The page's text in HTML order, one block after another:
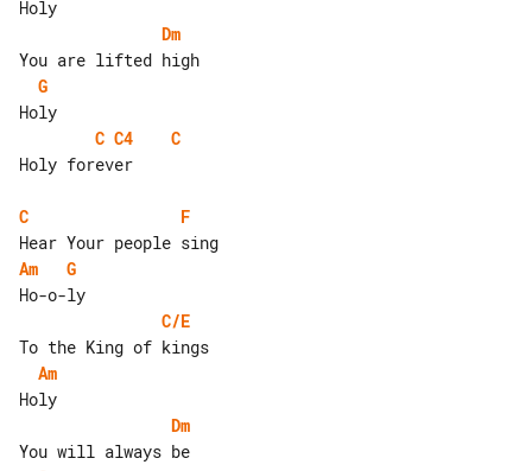
Dm
G
C C4
C
Holy forever
C
F
Am
G
C/E
Am
Dm